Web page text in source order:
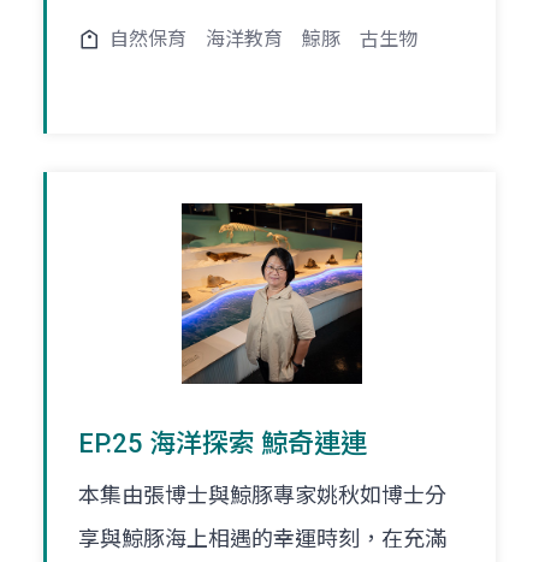
自然保育 海洋教育 鯨豚 古生物
EP.25 海洋探索 鯨奇連連
本集由張博士與鯨豚專家姚秋如博士分
享與鯨豚海上相遇的幸運時刻，在充滿